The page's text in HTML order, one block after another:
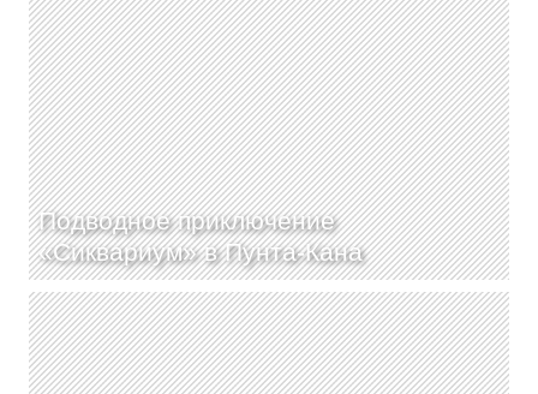
Подводное приключение
«Сиквариум» в Пунта-Кана